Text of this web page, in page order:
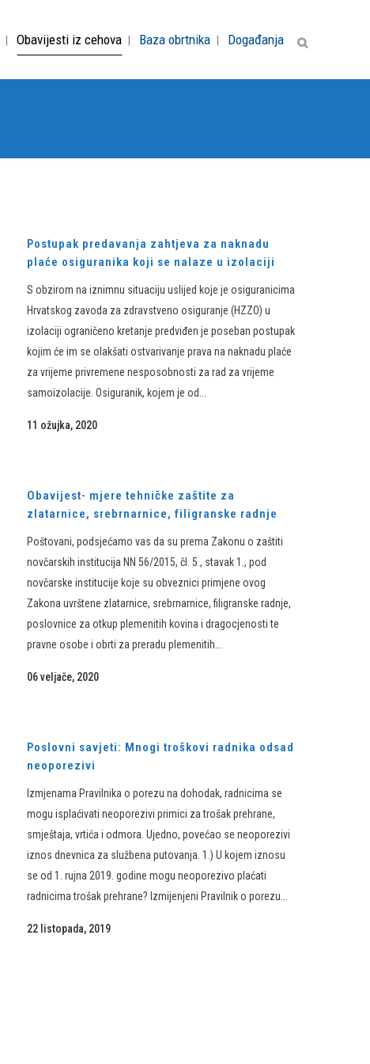
Obavijesti iz cehova Baza obrtnika Događanja
Postupak predavanja zahtjeva za naknadu
plaće osiguranika koji se nalaze u izolaciji
S obzirom na iznimnu situaciju uslijed koje je osiguranicima
Hrvatskog zavoda za zdravstveno osiguranje (HZZO) u
izolaciji ograničeno kretanje predviđen je poseban postupak
kojim će im se olakšati ostvarivanje prava na naknadu plaće
za vrijeme privremene nesposobnosti za rad za vrijeme
samoizolacije. Osiguranik, kojem je od...
11 ožujka, 2020
Obavijest- mjere tehničke zaštite za
zlatarnice, srebrnarnice, filigranske radnje
Poštovani, podsjećamo vas da su prema Zakonu o zaštiti
novčarskih institucija NN 56/2015, čl. 5., stavak 1., pod
novčarske institucije koje su obveznici primjene ovog
Zakona uvrštene zlatarnice, srebrnarnice, filigranske radnje,
poslovnice za otkup plemenitih kovina i dragocjenosti te
pravne osobe i obrti za preradu plemenitih...
06 veljače, 2020
Poslovni savjeti: Mnogi troškovi radnika odsad
neoporezivi
Izmjenama Pravilnika o porezu na dohodak, radnicima se
mogu isplaćivati neoporezivi primici za trošak prehrane,
smještaja, vrtića i odmora. Ujedno, povećao se neoporezivi
iznos dnevnica za službena putovanja. 1.) U kojem iznosu
se od 1. rujna 2019. godine mogu neoporezivo plaćati
radnicima trošak prehrane? Izmijenjeni Pravilnik o porezu...
22 listopada, 2019